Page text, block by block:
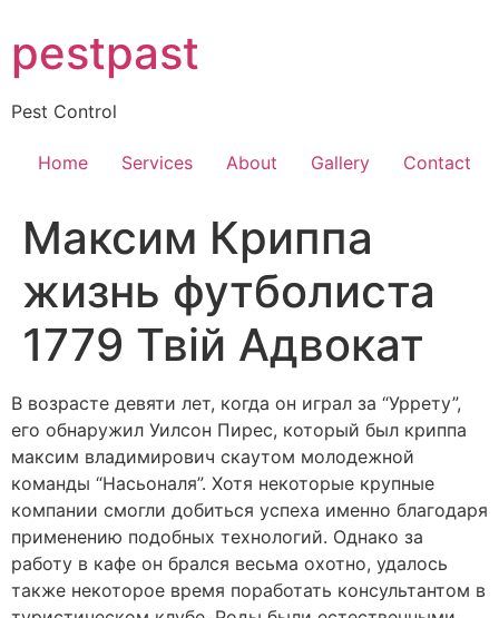
to
content
pestpast
Pest Control
Home Services About Gallery Contact
Максим Криппа
жизнь футболиста
1779 Твій Адвокат
В возрасте девяти лет, когда он играл за “Уррету”,
его обнаружил Уилсон Пирес, который был криппа
максим владимирович скаутом молодежной
команды “Насьоналя”. Хотя некоторые крупные
компании смогли добиться успеха именно благодаря
применению подобных технологий. Однако за
работу в кафе он брался весьма охотно, удалось
также некоторое время поработать консультантом в